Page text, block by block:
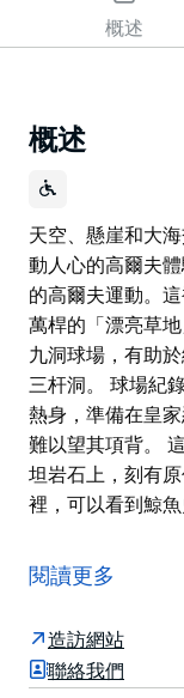
概述
概述
天空、懸崖和大
動人心的高爾夫
的高爾夫運動。
萬桿的「漂亮草
九洞球場，有助
三杆洞。 球場紀
熱身，準備在皇
難以望其項背。
坦岩石上，刻有
裡，可以看到鯨
動人心的高爾夫
的高爾夫運動。
萬桿的「漂亮草
九洞球場，有助
三杆洞。
閱讀更多
造訪網站
聯絡我們